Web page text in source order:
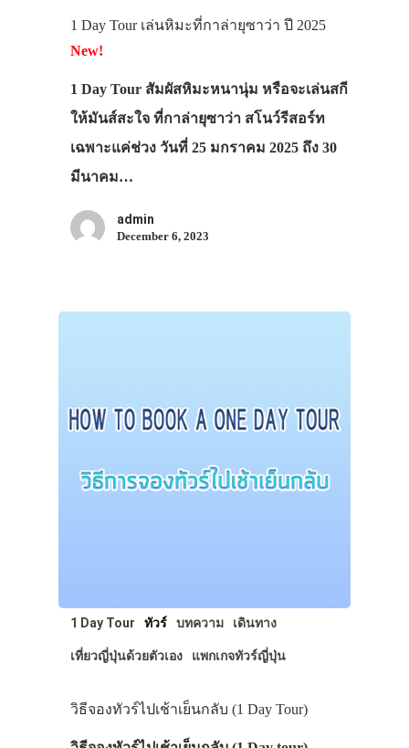
1 Day Tour เล่นหิมะที่กาล่ายุซาว่า ปี 2025
New!
1 Day Tour สัมผัสหิมะหนานุ่ม หรือจะเล่นสกี
ให้มันส์สะใจ ที่กาล่ายุซาว่า สโนว์รีสอร์ท
เฉพาะแค่ช่วง วันที่ 25 มกราคม 2025 ถึง 30
มีนาคม…
admin
December 6, 2023
1 Day Tour ทัวร์ บทความ เดินทาง
เที่ยวญี่ปุ่นด้วยตัวเอง แพกเกจทัวร์ญี่ปุ่น
วิธีจองทัวร์ไปเช้าเย็นกลับ (1 Day Tour)